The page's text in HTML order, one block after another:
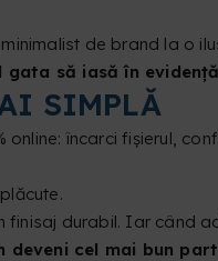
de brand la o
să iasă în
SIMPLĂ
încarci fișierul,
finisaj durabil. Iar când
deveni cel mai bun